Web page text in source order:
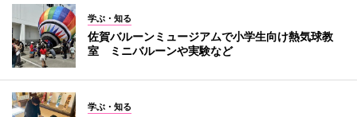
学ぶ・知る
佐賀バルーンミュージアムで小学生向け熱気球教
室 ミニバルーンや実験など
学ぶ・知る